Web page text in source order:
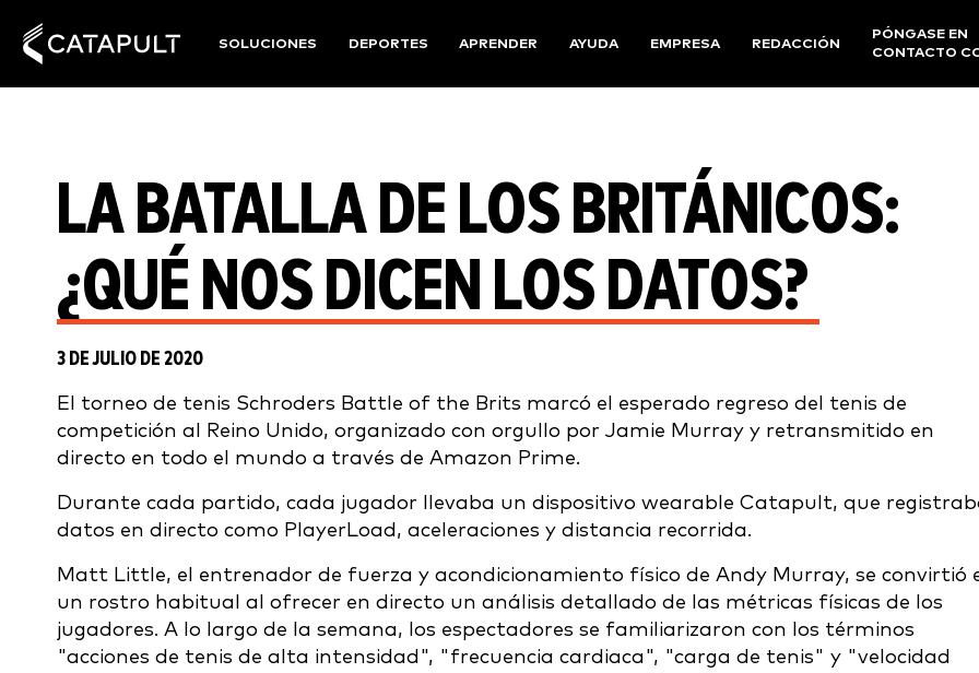
SOLUCIONES DEPORTES APRENDER AYUDA EMPRESA REDACCIÓN
PÓNGASE EN
CONTACTO
LA BATALLA DE LOS BRITÁNICOS:
¿QUÉ NOS DICEN LOS DATOS?
3 DE JULIO DE 2020
El torneo de tenis Schroders Battle of the Brits marcó el esperado regreso del tenis de
competición al Reino Unido, organizado con orgullo por Jamie Murray y retransmitido en
directo en todo el mundo a través de Amazon Prime.
Durante cada partido, cada jugador llevaba un dispositivo wearable Catapult, que
datos en directo como PlayerLoad, aceleraciones y distancia recorrida.
Matt Little, el entrenador de fuerza y acondicionamiento físico de Andy Murray, se convirtió
un rostro habitual al ofrecer en directo un análisis detallado de las métricas físicas de los
jugadores. A lo largo de la semana, los espectadores se familiarizaron con los términos
"acciones de tenis de alta intensidad", "frecuencia cardiaca", "carga de tenis" y "velocidad